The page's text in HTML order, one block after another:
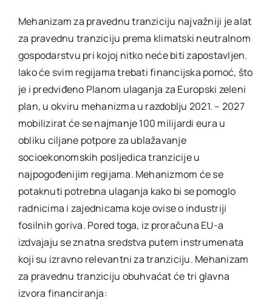
Mehanizam za pravednu tranziciju najvažniji je alat
za pravednu tranziciju prema klimatski neutralnom
gospodarstvu pri kojoj nitko neće biti zapostavljen.
Iako će svim regijama trebati financijska pomoć, što
je i predviđeno Planom ulaganja za Europski zeleni
plan, u okviru mehanizma u razdoblju 2021. – 2027
mobilizirat će se najmanje 100 milijardi eura u
obliku ciljane potpore za ublažavanje
socioekonomskih posljedica tranzicije u
najpogođenijim regijama. Mehanizmom će se
potaknuti potrebna ulaganja kako bi se pomoglo
radnicima i zajednicama koje ovise o industriji
fosilnih goriva. Pored toga, iz proračuna EU-a
izdvajaju se znatna sredstva putem instrumenata
koji su izravno relevantni za tranziciju. Mehanizam
za pravednu tranziciju obuhvaćat će tri glavna
izvora financiranja: